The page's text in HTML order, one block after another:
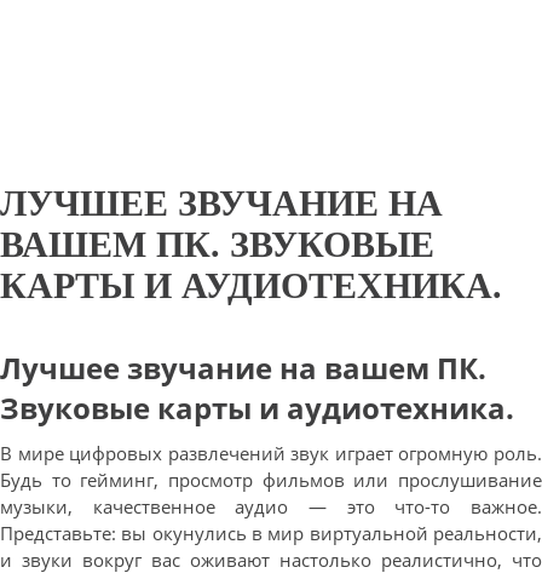
ЛУЧШЕЕ ЗВУЧАНИЕ НА
ВАШЕМ ПК. ЗВУКОВЫЕ
КАРТЫ И АУДИОТЕХНИКА.
Лучшее звучание на вашем ПК.
Звуковые карты и аудиотехника.
В мире цифровых развлечений звук играет огромную роль.
Будь то гейминг, просмотр фильмов или прослушивание
музыки, качественное аудио — это что-то важное.
Представьте: вы окунулись в мир виртуальной реальности,
и звуки вокруг вас оживают настолько реалистично, что